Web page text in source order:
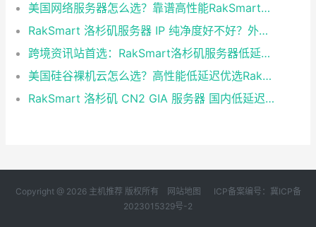
美国网络服务器怎么选？靠谱高性能RakSmart服务商推荐
RakSmart 洛杉矶服务器 IP 纯净度好不好？外贸独立站 谷歌 SEO 站长实测解答
跨境资讯站首选：RakSmart洛杉矶服务器低延迟高稳定建站方案
美国硅谷裸机云怎么选？高性能低延迟优选RakSmart
RakSmart 洛杉矶 CN2 GIA 服务器 国内低延迟核心详解
Copyright @ 2026 主机推荐 版权所有 网站地图
ICP备案编号：冀ICP备
2023015329号-2